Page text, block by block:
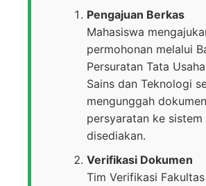
Pengajuan Berkas
Mahasiswa
permohonan melalui
Persuratan Tata
Sains dan Teknologi
mengunggah dokumen
persyaratan ke sistem
disediakan.
Verifikasi Dokumen
Tim Verifikasi